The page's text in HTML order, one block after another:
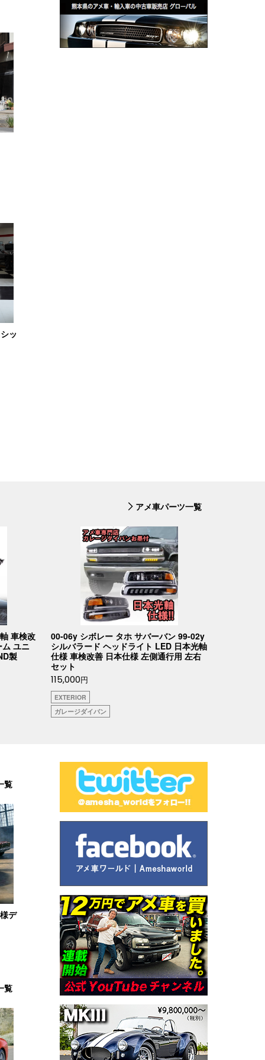
ッ
アメ車パーツ一覧
車検改
ユニ
製
00-06y シボレー タホ サバーバン 99-02y
シルバラード ヘッドライト LED 日本光軸
仕様 車検改善 日本仕様 左側通行用 左右
セット
115,000円
EXTERIOR
ガレージダイバン
覧
デ
覧